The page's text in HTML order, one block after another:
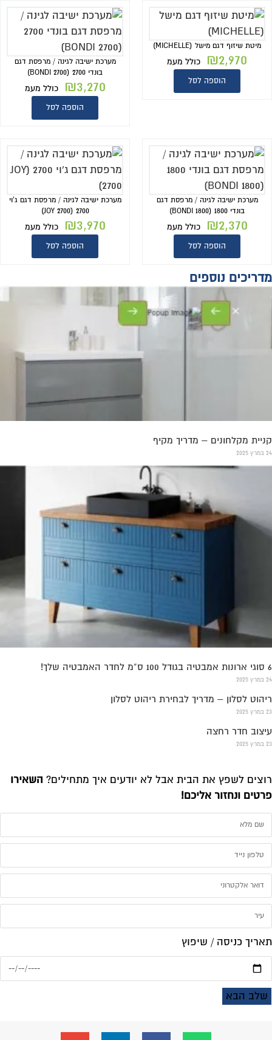
מיטת שיזוף דגם מישל (MICHELLE)
₪2,970 כולל מעמ
הוספה לסל
מערכת ישיבה לגינה / מרפסת דגם
בונדי 2700 (BONDI 2700)
₪3,270 כולל מעמ
הוספה לסל
מערכת ישיבה לגינה / מרפסת דגם
בונדי 1800 (BONDI 1800)
₪2,370 כולל מעמ
הוספה לסל
מערכת ישיבה לגינה / מרפסת דגם ג'וי
2700 (JOY 2700)
₪3,970 כולל מעמ
הוספה לסל
מדריכים נוספים
קניית מקלחונים – מדריך מקיף
24 במרץ 2025
6 סוגי ארונות אמבטיה בגודל 100 ס”מ לחדר האמבטיה שלך!
24 במרץ 2025
ריהוט לסלון – מדריך לבחירת ריהוט לסלון
23 במרץ 2025
עיצוב חדר רחצה
23 במרץ 2025
רוצים לשפץ את הבית אבל לא יודעים איך מתחילים? השאירו
פרטים ונחזור אליכם!
תאריך כניסה / שיפוץ
שלב הבא